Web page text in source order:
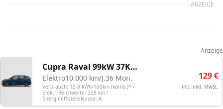
ANZEIGE